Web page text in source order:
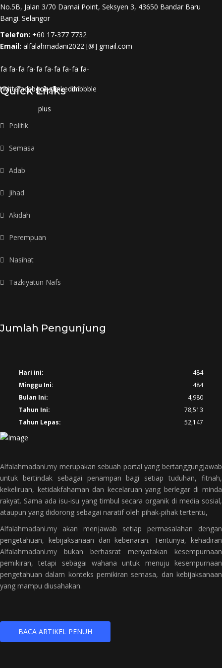
No.5B, Jalan 3/70 Damai Point, Seksyen 3, 43650 Bandar Baru
Bangi. Selangor
Telefon: +60 17-377 7732
Email: alfalahmadani2022 [@] gmail.com
fa fa-
twitter
fa fa-
facebook
fa fa-
google-
plus
fa fa-
linkedin
fa fa-
dribbble
Quick Links
Politik
Semasa
Adab
Jihad
Akidah
Perempuan
Nasihat
Tazkiyatun Nafs
Jumlah Pengunjung
Hari ini:
484
Minggu Ini:
484
Bulan Ini:
4,980
Tahun Ini:
78,513
Tahun Lepas:
52,147
Alfalahmadani.my merupakan sebuah portal yang bertanggungjawab
untuk bertindak sebagai penampan bagi setiap tuduhan, fitnah,
kekeliruan, ketidakfahaman dan kecelaruan yang berlegar di minda
rakyat. Sama ada isu-isu yang timbul secara organik di media sosial,
ataupun yang didorong sebagai naratif oleh pihak-pihak tertentu,
Alfalahmadani.my akan menjawab setiap permasalahan dengan
pengetahuan, kebijaksanaan dan kebenaran. Tentunya, kehadiran
Alfalahmadani.my bukan berhasrat menyatakan kesempurnaan
pemikiran, tetapi sebagai wahana untuk menuju kesempurnaan
pengetahuan dalam konteks pemikiran semasa, dan kebijaksanaan
yang mampu diusahakan.
BACA ARTIKEL PENUH